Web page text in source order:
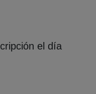
el día